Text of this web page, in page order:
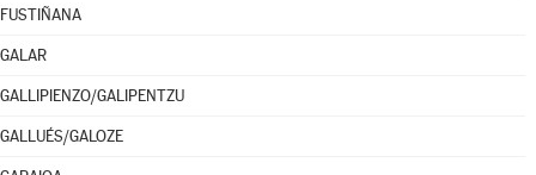
FUSTIÑANA
GALAR
GALLIPIENZO/GALIPENTZU
GALLUÉS/GALOZE